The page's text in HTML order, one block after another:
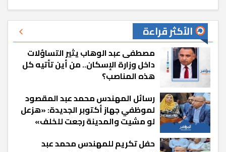
الأكثر قراءة
مصطفى عبد الوهاب يثير التساؤلات
داخل وزارة الإسكان.. من أين تأتيه كل
هذه المناصب؟
رسائل المهندس محمد عبد المقصود
لموظفي جهاز أكتوبر الجديدة: «هزعل
لو مشيت والمدينة رجعت للخلف»
حفل تكريم للمهندس محمد عبد